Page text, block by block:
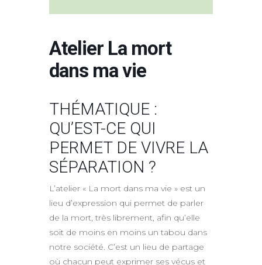
Atelier La mort
dans ma vie
THÉMATIQUE :
QU’EST-CE QUI
PERMET DE VIVRE LA
SÉPARATION ?
L’atelier « La mort dans ma vie » est un
lieu d’expression qui permet de parler
de la mort, très librement, afin qu’elle
soit de moins en moins un tabou dans
notre société. C’est un lieu de partage
où chacun peut exprimer ses vécus et